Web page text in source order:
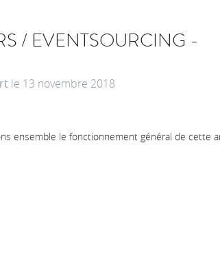
/ EVENTSOURCING -
le 13 novembre 2018
ensemble le fonctionnement général de cette